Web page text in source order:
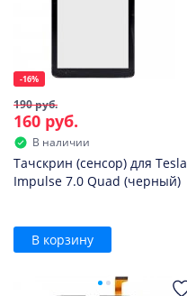
-16%
190 руб.
160 руб.
В наличии
Тачскрин (сенсор) для Tesla
Impulse 7.0 Quad (черный)
В корзину